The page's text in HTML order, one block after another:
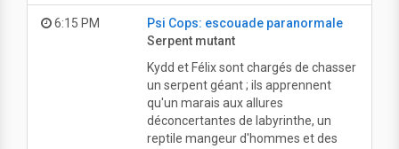
6:15 PM
Psi Cops: escouade paranormale
Serpent mutant
Kydd et Félix sont chargés de chasser
un serpent géant ; ils apprennent
qu'un marais aux allures
déconcertantes de labyrinthe, un
reptile mangeur d'hommes et des